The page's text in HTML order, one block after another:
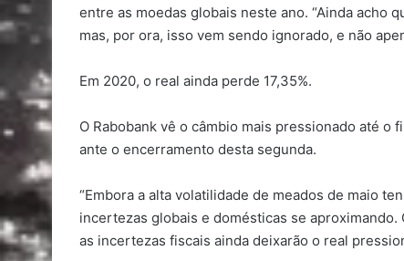
entre as moedas globais neste ano. “Ainda acho
mas, por ora, isso vem sendo ignorado, e não
Em 2020, o real ainda perde 17,35%.
O Rabobank vê o câmbio mais pressionado até o
ante o encerramento desta segunda.
“Embora a alta volatilidade de meados de maio
incertezas globais e domésticas se
as incertezas fiscais ainda deixarão o real